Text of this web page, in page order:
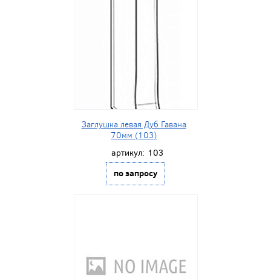
Заглушка левая Дуб Гавана
70мм (103)
артикул: 103
по запросу